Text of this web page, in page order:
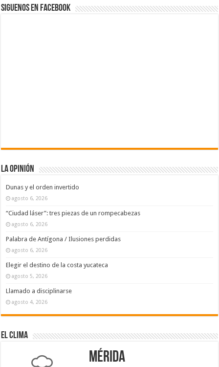
Siguenos en Facebook
La Opinión
Dunas y el orden invertido
agosto 6, 2026
“Ciudad láser”: tres piezas de un rompecabezas
agosto 6, 2026
Palabra de Antígona / Ilusiones perdidas
agosto 6, 2026
Elegir el destino de la costa yucateca
agosto 5, 2026
Llamado a disciplinarse
agosto 4, 2026
El Clima
Mérida